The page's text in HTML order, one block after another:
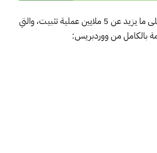
واحدة من أهم إضافات ووردبريس المتوفرة بشكل مجاني والتي حصلت على ما يزيد عن 5 ملايين عملية تثبيت، والتي
بالكامل من ووردبريس: